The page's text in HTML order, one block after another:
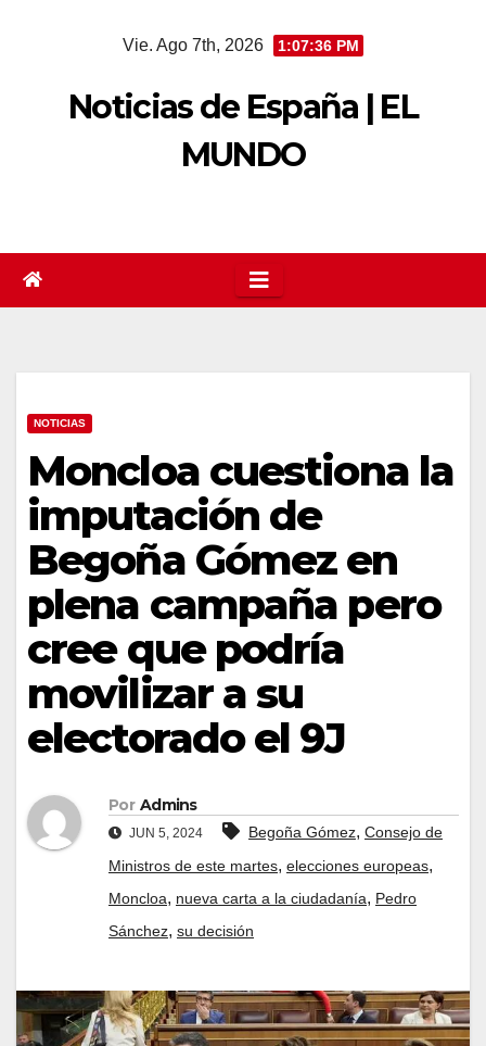
Vie. Ago 7th, 2026 1:07:37 PM
Noticias de España | EL
MUNDO
NOTICIAS
Moncloa cuestiona la
imputación de
Begoña Gómez en
plena campaña pero
cree que podría
movilizar a su
electorado el 9J
Por Admins
JUN 5, 2024 Begoña Gómez, Consejo de
Ministros de este martes, elecciones europeas,
Moncloa, nueva carta a la ciudadanía, Pedro
Sánchez, su decisión